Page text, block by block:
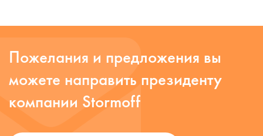
Пожелания и предложения вы
можете направить президенту
компании Stormoff